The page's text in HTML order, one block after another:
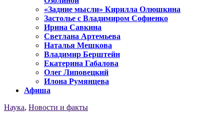
«Задние мысли» Кирилла Олюшкина
Застолье с Владимиром Софиенко
Ирина Савкина
Светлана Артемьева
Наталья Мешкова
Владимир Берштейн
Екатерина Габалова
Олег Липовецкий
Илона Румянцева
Афиша
Наука, Новости и факты